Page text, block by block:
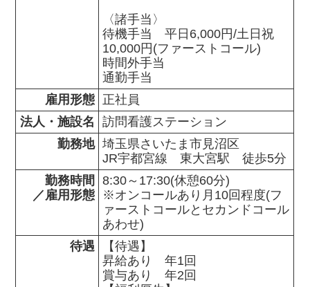
〈諸手当〉
待機手当　平日6,000円/土日祝
10,000円(ファーストコール)
時間外手当
通勤手当
雇用形態 正社員
法人・施設名
訪問看護ステーション
勤務地 埼玉県さいたま市見沼区
JR宇都宮線　東大宮駅　徒歩5分
勤務時間
／雇用形態
8:30～17:30(休憩60分)
※オンコールあり月10回程度(フ
ァーストコールとセカンドコール
あわせ)
待遇
【待遇】
昇給あり　年1回
賞与あり　年2回